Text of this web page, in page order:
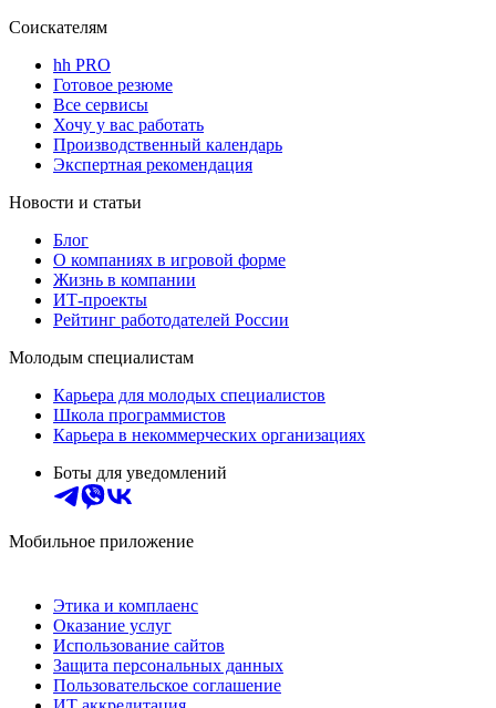
Соискателям
hh PRO
Готовое резюме
Все сервисы
Хочу у вас работать
Производственный календарь
Экспертная рекомендация
Новости и статьи
Блог
О компаниях в игровой форме
Жизнь в компании
ИТ-проекты
Рейтинг работодателей России
Молодым специалистам
Карьера для молодых специалистов
Школа программистов
Карьера в некоммерческих организациях
Боты для уведомлений
Мобильное приложение
Этика и комплаенс
Оказание услуг
Использование сайтов
Защита персональных данных
Пользовательское соглашение